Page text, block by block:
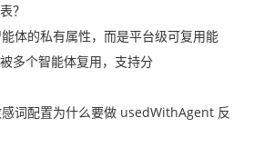
？
体的私有属性，而是平台级可复用能
多个智能体复用，支持分
词配置为什么要做 usedWithAgent 反